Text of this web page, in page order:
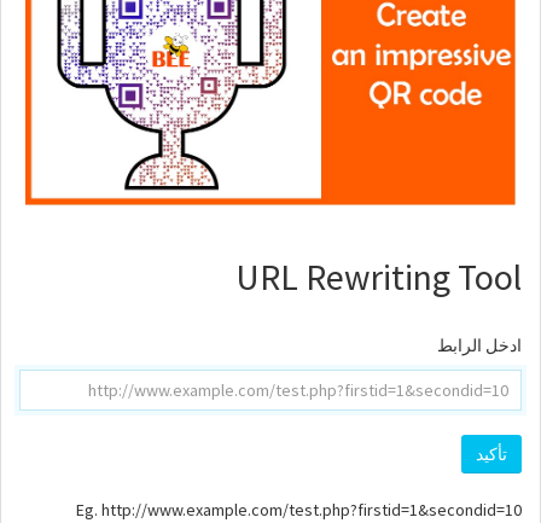
URL Rewriting Tool
ادخل الرابط
Eg. http://www.example.com/test.php?firstid=1&secondid=10